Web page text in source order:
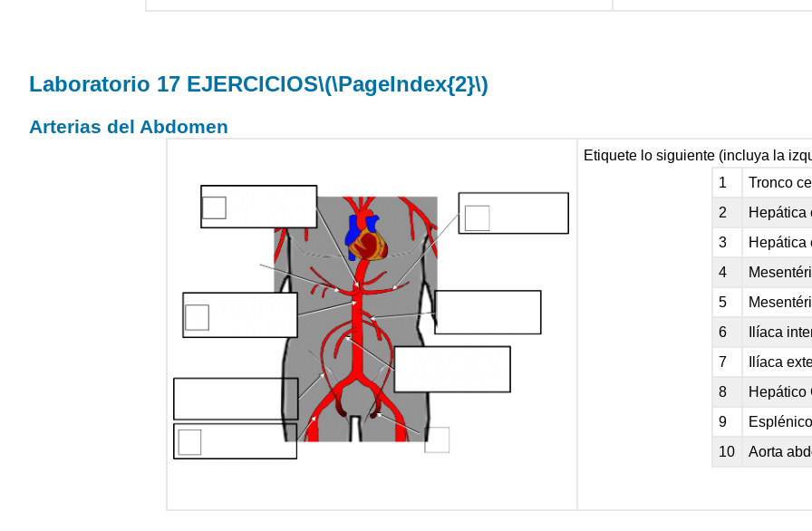
Laboratorio 17 EJERCICIOS\(\PageIndex{2}\)
Arterias del Abdomen
Etiquete lo siguiente (incluya la
1
Tronco
2
Hepática
3
Hepática
4
5
6
Ilíaca
7
Ilíaca
8
Hepático
9
10
Aorta